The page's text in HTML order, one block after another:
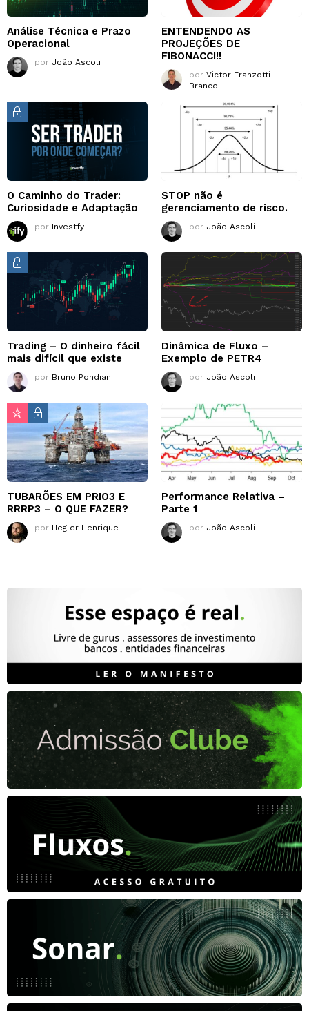
Análise Técnica e Prazo
Operacional
por João Ascoli
ENTENDENDO AS
PROJEÇÕES DE
FIBONACCI!!
por Victor Franzotti
Branco
O Caminho do Trader:
Curiosidade e Adaptação
por Investfy
STOP não é
gerenciamento de risco.
por João Ascoli
Trading – O dinheiro fácil
mais difícil que existe
por Bruno Pondian
Dinâmica de Fluxo –
Exemplo de PETR4
por João Ascoli
TUBARÕES EM PRIO3 E
RRRP3 – O QUE FAZER?
por Hegler Henrique
Performance Relativa –
Parte 1
por João Ascoli